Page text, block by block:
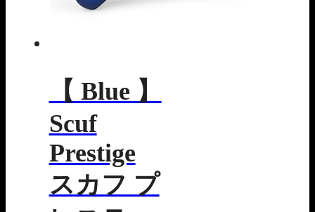
【 Blue 】
Scuf
Prestige
スカフ プ